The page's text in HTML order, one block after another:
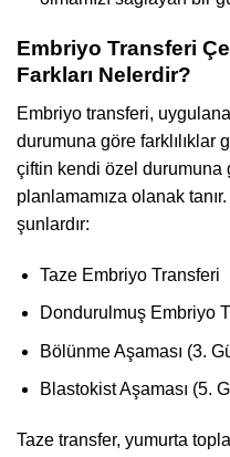
Embriyo Transferi
Farkları Nelerdir?
Embriyo transferi,
durumuna göre farklılıklar
çiftin kendi özel durumuna
planlamamıza olanak
şunlardır:
Taze Embriyo Transferi
Dondurulmuş Embriyo
Bölünme Aşaması (3.
Blastokist Aşaması (5.
Taze transfer, yumurta